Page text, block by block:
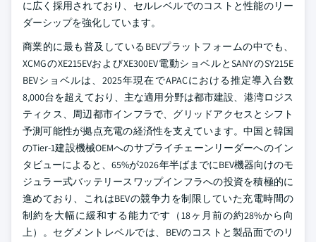
に広く採用されており、セルレベルでのコストと性能のリー
ダーシップを強化しています。
商業的に最も普及しているBEVプラットフォームの中でも、
XCMGのXE215EVおよびXE300EV電動ショベルとSANYのSY215E
BEVショベルは、2025年現在でAPACにおける推定導入台数
8,000台を超えており、主な適用分野は都市建設、港湾ロジス
ティクス、周辺都市インフラで、グリッドアクセスとシフト
予測可能性が拠点充電の経済性を支えています。中国と韓国
のTier-1建設機械OEMへのサプライチェーンリーダーへのイン
タビューによると、65%が2026年半ばまでにBEV機器向けのモ
ジュラー式バッテリースワップインフラへの投資を積極的に
進めており、これはBEVの競争力を制限していた充電時間の
制約を大幅に緩和する能力です（18ヶ月前の約28%から向
上）。セグメントレベルでは、BEVのコストと製品面でのリ